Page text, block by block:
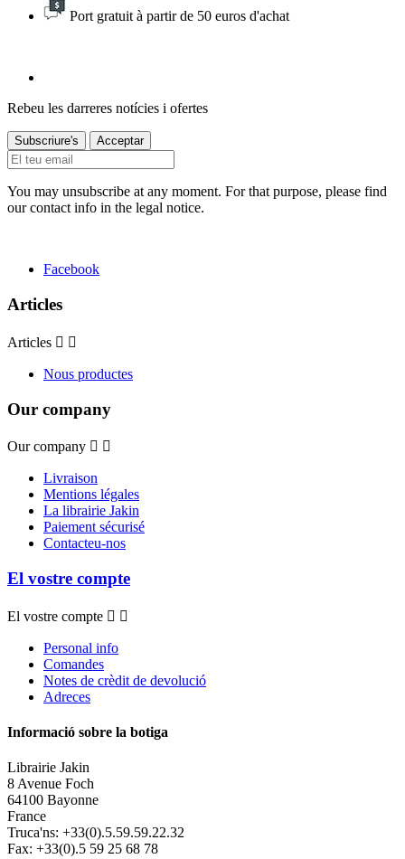
Port gratuit à partir de 50 euros d'achat
Rebeu les darreres notícies i ofertes
You may unsubscribe at any moment. For that purpose, please find
our contact info in the legal notice.
Facebook
Articles
Articles  
Nous productes
Our company
Our company  
Livraison
Mentions légales
La librairie Jakin
Paiement sécurisé
Contacteu-nos
El vostre compte
El vostre compte  
Personal info
Comandes
Notes de crèdit de devolució
Adreces
Informació sobre la botiga
Librairie Jakin
8 Avenue Foch
64100 Bayonne
France
Truca'ns: +33(0).5.59.59.22.32
Fax: +33(0).5 59 25 68 78